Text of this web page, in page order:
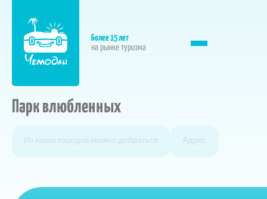
Более 15 лет
на рынке туризма
Парк влюбленных
Из каких городов можно добраться Адрес